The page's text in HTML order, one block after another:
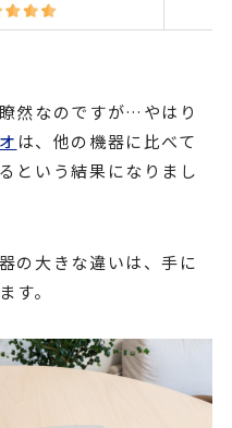
然なのですが…やはり
は、他の機器に比べて
という結果になりまし
の大きな違いは、手に
す。